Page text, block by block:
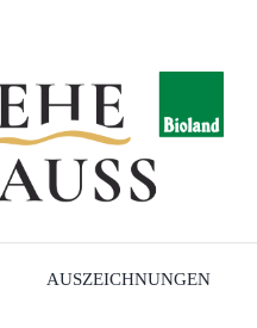
AUSZEICHNUNGEN